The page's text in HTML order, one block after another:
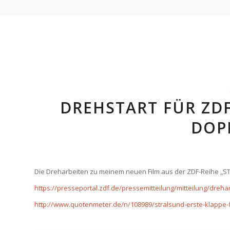
DREHSTART FÜR
Die Dreharbeiten zu meinem neuen Film aus der ZDF-Reihe
https://presseportal.zdf.de/pressemitteilung/mitteilung/
http://www.quotenmeter.de/n/108989/stralsund-erste-